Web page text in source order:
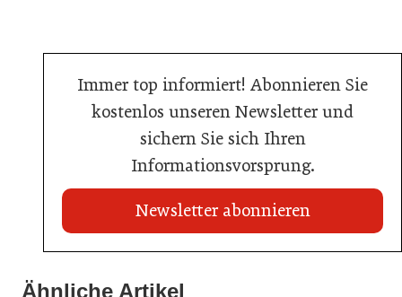
Immer top informiert! Abonnieren Sie
kostenlos unseren Newsletter und
sichern Sie sich Ihren
Informationsvorsprung.
Newsletter abonnieren
Ähnliche Artikel
War die Fußball-WM 2026 für Ihren Betrieb ein
21. Juli 2026